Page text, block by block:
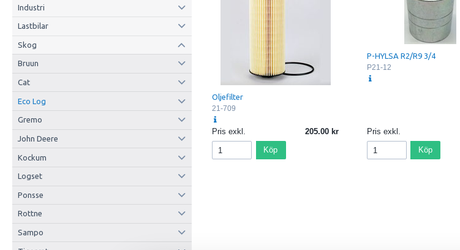
Industri
Lastbilar
Skog
Bruun
Cat
Eco Log
Gremo
John Deere
Kockum
Logset
Ponsse
Rottne
Sampo
Oljefilter
21-709
Pris exkl. 205.00
Köp
P-HYLSA R2/R9 3/4
P21-12
Pris exkl.
Köp